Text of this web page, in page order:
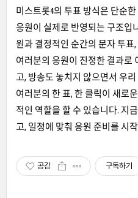
미스트롯4의 투표 방식은 단순
응원이 실제로 반영되는 구조입
원과 결정적인 순간의 문자 투표
여러분의 응원이 진정한 결과로
고, 방송도 놓치지 않으면서 우
여러분의 한 표, 한 클릭이 새로
적인 역할을 할 수 있습니다. 지
고, 일정에 맞춰 응원 준비를 시
공감 구독하기